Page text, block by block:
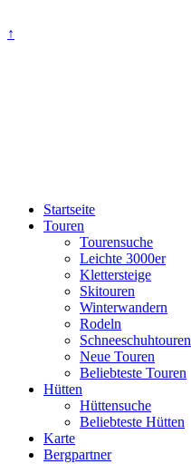
↑
Startseite
Touren
Tourensuche
Leichte 3000er
Klettersteige
Skitouren
Winterwandern
Rodeln
Schneeschuhtouren
Neue Touren
Beliebteste Touren
Hütten
Hüttensuche
Beliebteste Hütten
Karte
Bergpartner